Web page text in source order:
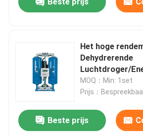
Het hoge
Dehydrerende
Luchtdroger/
Behandeling van
Samengeperste
MOQ：Min: 1set
Prijs：
Beste prijs